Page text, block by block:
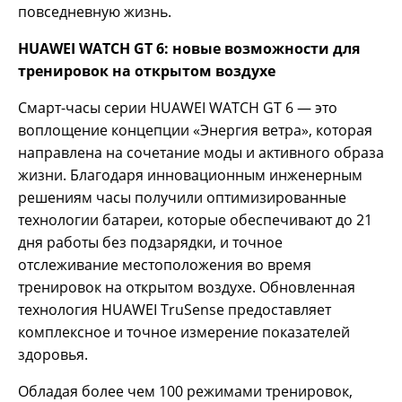
повседневную жизнь.
HUAWEI WATCH GT 6: новые возможности для
тренировок на открытом воздухе
Смарт-часы серии HUAWEI WATCH GT 6 — это
воплощение концепции «Энергия ветра», которая
направлена на сочетание моды и активного образа
жизни. Благодаря инновационным инженерным
решениям часы получили оптимизированные
технологии батареи, которые обеспечивают до 21
дня работы без подзарядки, и точное
отслеживание местоположения во время
тренировок на открытом воздухе. Обновленная
технология HUAWEI TruSense предоставляет
комплексное и точное измерение показателей
здоровья.
Обладая более чем 100 режимами тренировок,